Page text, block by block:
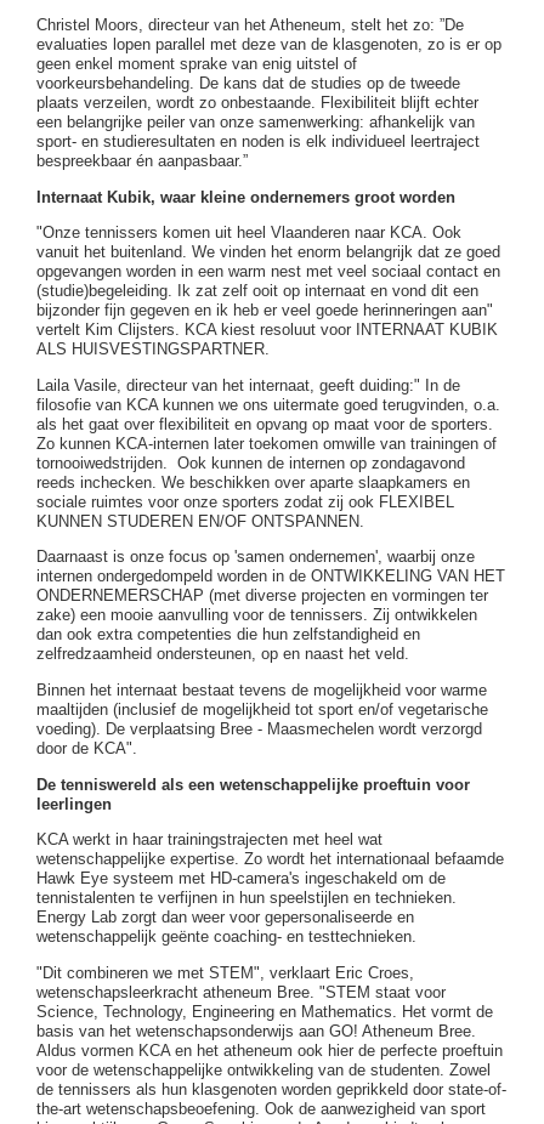
Christel Moors, directeur van het Atheneum, stelt het zo: ”De
evaluaties lopen parallel met deze van de klasgenoten, zo is er op
geen enkel moment sprake van enig uitstel of
voorkeursbehandeling. De kans dat de studies op de tweede
plaats verzeilen, wordt zo onbestaande. Flexibiliteit blijft echter
een belangrijke peiler van onze samenwerking: afhankelijk van
sport- en studieresultaten en noden is elk individueel leertraject
bespreekbaar én aanpasbaar.”
Internaat Kubik, waar kleine ondernemers groot worden
"Onze tennissers komen uit heel Vlaanderen naar KCA. Ook
vanuit het buitenland. We vinden het enorm belangrijk dat ze goed
opgevangen worden in een warm nest met veel sociaal contact en
(studie)begeleiding. Ik zat zelf ooit op internaat en vond dit een
bijzonder fijn gegeven en ik heb er veel goede herinneringen aan"
vertelt Kim Clijsters. KCA kiest resoluut voor INTERNAAT KUBIK
ALS HUISVESTINGSPARTNER.
Laila Vasile, directeur van het internaat, geeft duiding:" In de
filosofie van KCA kunnen we ons uitermate goed terugvinden, o.a.
als het gaat over flexibiliteit en opvang op maat voor de sporters.
Zo kunnen KCA-internen later toekomen omwille van trainingen of
tornooiwedstrijden. Ook kunnen de internen op zondagavond
reeds inchecken. We beschikken over aparte slaapkamers en
sociale ruimtes voor onze sporters zodat zij ook FLEXIBEL
KUNNEN STUDEREN EN/OF ONTSPANNEN.
Daarnaast is onze focus op 'samen ondernemen', waarbij onze
internen ondergedompeld worden in de ONTWIKKELING VAN HET
ONDERNEMERSCHAP (met diverse projecten en vormingen ter
zake) een mooie aanvulling voor de tennissers. Zij ontwikkelen
dan ook extra competenties die hun zelfstandigheid en
zelfredzaamheid ondersteunen, op en naast het veld.
Binnen het internaat bestaat tevens de mogelijkheid voor warme
maaltijden (inclusief de mogelijkheid tot sport en/of vegetarische
voeding). De verplaatsing Bree - Maasmechelen wordt verzorgd
door de KCA".
De tenniswereld als een wetenschappelijke proeftuin voor
leerlingen
KCA werkt in haar trainingstrajecten met heel wat
wetenschappelijke expertise. Zo wordt het internationaal befaamde
Hawk Eye systeem met HD-camera's ingeschakeld om de
tennistalenten te verfijnen in hun speelstijlen en technieken.
Energy Lab zorgt dan weer voor gepersonaliseerde en
wetenschappelijk geënte coaching- en testtechnieken.
"Dit combineren we met STEM", verklaart Eric Croes,
wetenschapsleerkracht atheneum Bree. "STEM staat voor
Science, Technology, Engineering en Mathematics. Het vormt de
basis van het wetenschapsonderwijs aan GO! Atheneum Bree.
Aldus vormen KCA en het atheneum ook hier de perfecte proeftuin
voor de wetenschappelijke ontwikkeling van de studenten. Zowel
de tennissers als hun klasgenoten worden geprikkeld door state-of-
the-art wetenschapsbeoefening. Ook de aanwezigheid van sport